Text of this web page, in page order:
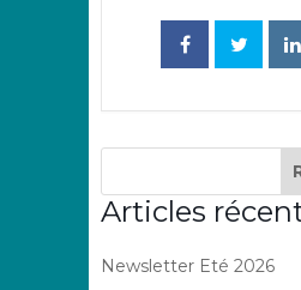
Articles
Newsletter Eté 2026